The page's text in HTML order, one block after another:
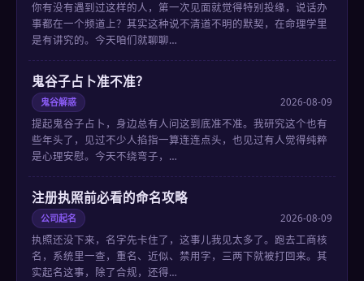
你有没有遇到过这样的人，第一次见面就觉得特别投缘，说话办
事都在一个频道上？其实这种说不清道不明的默契，在命理学里
是有讲究的。今天咱们就聊聊…
鬼谷子占卜准不准？
鬼谷解惑 2026-08-09
提起鬼谷子占卜，身边总有人问这到底准不准。我研究这个也有
些年头了，见过不少人掐指一算连连点头，也见过有人觉得纯粹
是心理安慰。今天不绕弯子，…
注册执照前必看的命名攻略
公司起名 2026-08-09
执照还没下来，名字先卡住了，这事儿我见太多了。跑去工商核
名，系统里一查，重名、近似、禁用字，三两下就被打回来。其
实起名这事，除了合规，还得…